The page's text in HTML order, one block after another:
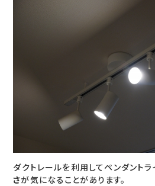
ダクトレールを利用してペンダントラ
さが気になることがあります。